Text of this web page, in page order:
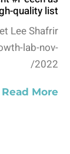
quality list!
Lee Shafrir
lab-nov-
2022/
Read More